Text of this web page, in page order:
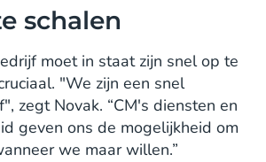
schalen
moet in staat zijn snel op te
"We zijn een snel
zegt Novak. “CM's diensten en
geven ons de mogelijkheid om
we maar willen.”